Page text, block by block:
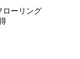
ローリング